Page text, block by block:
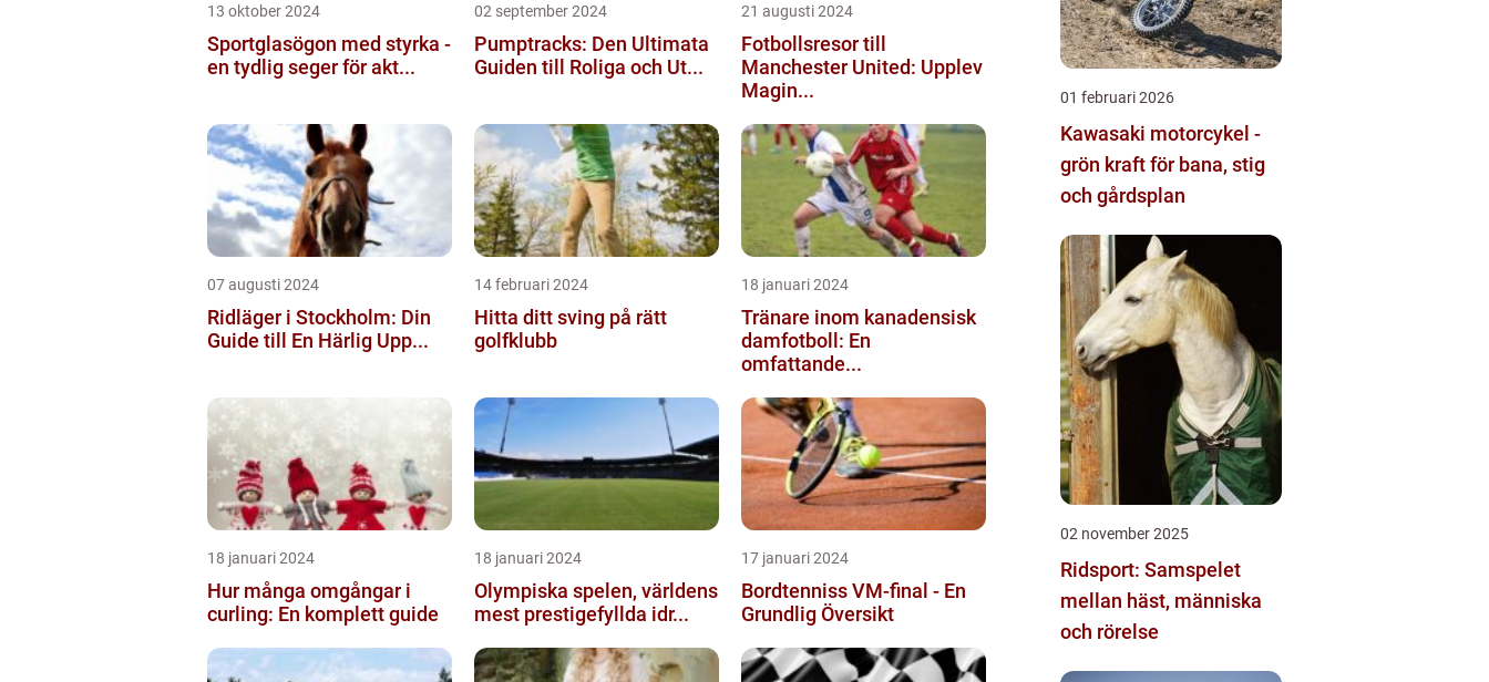
13 oktober 2024
Sportglasögon med styrka -
en tydlig seger för akt...
02 september 2024
Pumptracks: Den Ultimata
Guiden till Roliga och Ut...
21 augusti 2024
Fotbollsresor till
Manchester United: Upplev
Magin...
07 augusti 2024
Ridläger i Stockholm: Din
Guide till En Härlig Upp...
14 februari 2024
Hitta ditt sving på rätt
golfklubb
18 januari 2024
Tränare inom kanadensisk
damfotboll: En
omfattande...
18 januari 2024
Hur många omgångar i
curling: En komplett guide
18 januari 2024
Olympiska spelen, världens
mest prestigefyllda idr...
17 januari 2024
Bordtenniss VM-final - En
Grundlig Översikt
01 februari 2026
Kawasaki motorcykel -
grön kraft för bana, stig
och gårdsplan
02 november 2025
Ridsport: Samspelet
mellan häst, människa
och rörelse